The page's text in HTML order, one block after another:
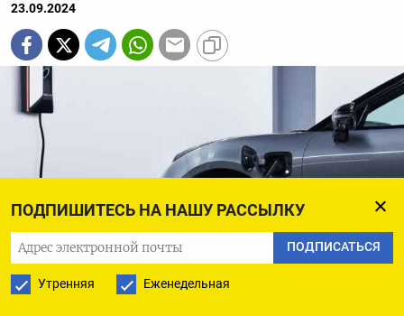
ПОДПИШИТЕСЬ НА НАШУ РАССЫЛКУ
ПОДПИСАТЬСЯ
Утренняя Еженедельная
23.09.2024